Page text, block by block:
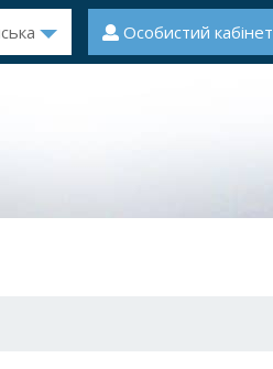
Особистий кабінет